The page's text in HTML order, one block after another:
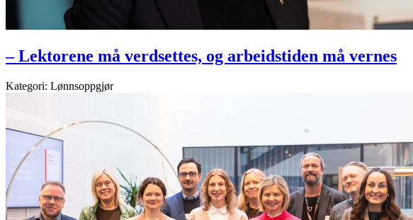
– Lektorene må verdsettes, og arbeidstiden må vernes
Kategori: Lønnsoppgjør